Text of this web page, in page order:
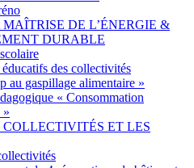
DE L’ÉNERGIE &
DURABLE
des collectivités
au gaspillage alimentaire »
« Consommation
»
ET LES